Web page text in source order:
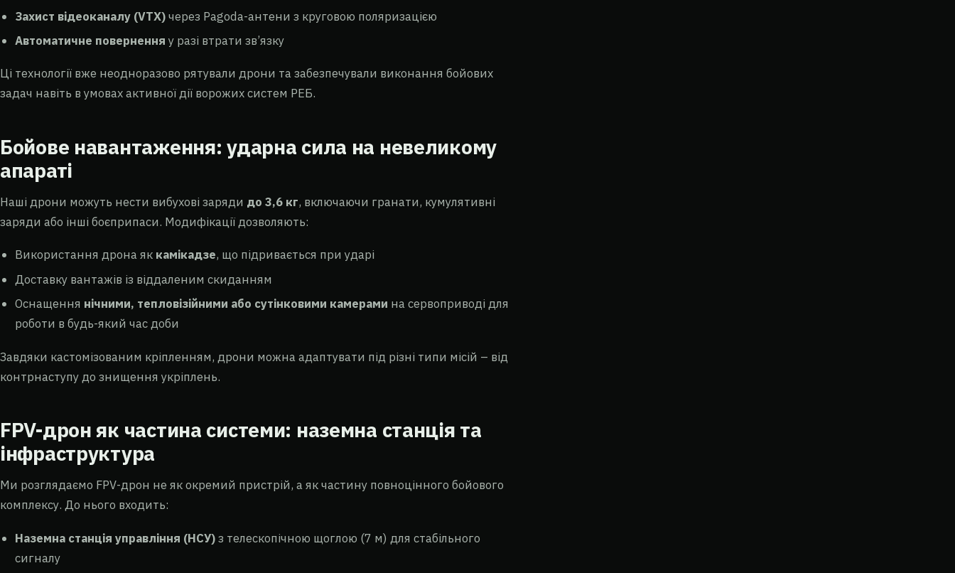
Захист відеоканалу (VTX)через Pagoda-антени з круговою поляризацією
Автоматичне повернення у разі втрати зв’язку
Ці технології вже неодноразово рятували дрони та забезпечували виконання бойових
задач навіть в умовах активної дії ворожих систем РЕБ.
Бойове навантаження: ударна сила на невеликому
апараті
Наші дрони можуть нести вибухові заряди до 3,6 кг, включаючи гранати, кумулятивні
заряди або інші боєприпаси. Модифікації дозволяють:
Використання дрона як камікадзе, що підривається при ударі
Доставку вантажів із віддаленим скиданням
Оснащення нічними, тепловізійними або сутінковими камерами на сервоприводі для
роботи в будь-який час доби
Завдяки кастомізованим кріпленням, дрони можна адаптувати під різні типи місій – від
контрнаступу до знищення укріплень.
FPV-дрон як частина системи: наземна станція та
інфраструктура
Ми розглядаємо FPV-дрон не як окремий пристрій, а як частину повноцінного бойового
комплексу. До нього входить:
Наземна станція управління (НСУ)з телескопічною щоглою (7 м) для стабільного
сигналу